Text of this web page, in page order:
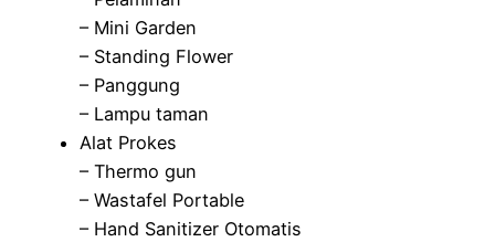
– Mini Garden
– Standing Flower
– Panggung
– Lampu taman
Alat Prokes
– Thermo gun
– Wastafel Portable
– Hand Sanitizer Otomatis